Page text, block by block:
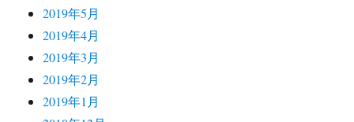
2019年5月
2019年4月
2019年3月
2019年2月
2019年1月